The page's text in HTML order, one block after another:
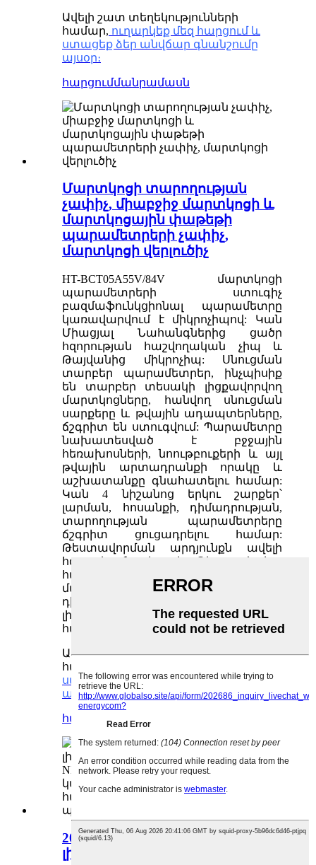
Ավելի շատ տեղեկությունների
համար, ուղարկեք մեզ հարցում և
ստացեք ձեր անվճար գնանշումը
այսօր։
հարցումմանրամասն
Մարտկոցի տարողության
չափիչ, միաբջիջ մարտկոցի և
մարտկոցային փաթեթի
պարամետրերի չափիչ,
մարտկոցի վերլուծիչ
HT-BCT05A55V/84V մարտկոցի
պարամետրերի ստուգիչ
բազմաֆունկցիոնալ պարամետրը
կառավարվում է միկրոչիպով: Կան
Միացյալ Նահանգներից ցածր
հզորության հաշվողական չիպ և
Թայվանից միկրոչիպ: Սնուցման
տարբեր պարամետրեր, ինչպիսիք
են տարբեր տեսակի լիցքավորվող
մարտկոցները, հանվող սնուցման
սարքերը և թվային ադապտերները,
ճշգրիտ են ստուգվում: Պարամետրը
նախատեսված է բջջային
հեռախոսների, նոութբուքերի և այլ
թվային արտադրանքի որակը և
աշխատանքը գնահատելու համար:
Կան 4 նիշանոց երկու շարքեր՝
լարման, հոսանքի, դիմադրության,
տարողության պարամետրերը
ճշգրիտ ցուցադրելու համար:
Թեստավորման արդյունքն ավելի
հզոր և ճշգրիտ է: Թեստավորիչը
հարմար է միաբջիջ մարտկոցի և
մարտկոցային փաթեթի լարման,
դիմադրության, տարողության և
լիցքաթափման հոսանքի ստուգման
համար:
Ավելի շատ տեղեկությունների
համար,
ստացեք ձեր անվճար գնանշումը
այսօր։
հարցում մանրամասն
20 Վ մարտկոցի լիցքավորման/
լիցքաթափման հզորության